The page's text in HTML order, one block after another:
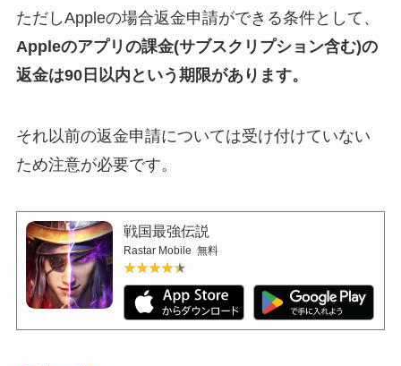
ただしAppleの場合返金申請ができる条件として、
Appleのアプリの課金(サブスクリプション含む)の
返金は90日以内という期限があります。
それ以前の返金申請については受け付けていない
ため注意が必要です。
戦国最強伝説
Rastar Mobile 無料
★★★★★
★★★★★